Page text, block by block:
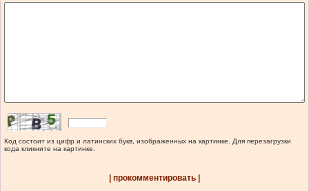
Код состоит из цифр и латинских букв, изображенных на картинке. Для перезагрузки
кода кликните на картинке.
| прокомментировать |